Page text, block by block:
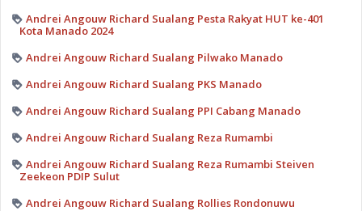
Andrei Angouw Richard Sualang Pesta Rakyat HUT ke-401
Kota Manado 2024
Andrei Angouw Richard Sualang Pilwako Manado
Andrei Angouw Richard Sualang PKS Manado
Andrei Angouw Richard Sualang PPI Cabang Manado
Andrei Angouw Richard Sualang Reza Rumambi
Andrei Angouw Richard Sualang Reza Rumambi Steiven
Zeekeon PDIP Sulut
Andrei Angouw Richard Sualang Rollies Rondonuwu